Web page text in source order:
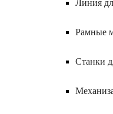
Линия
Рамные
Станки